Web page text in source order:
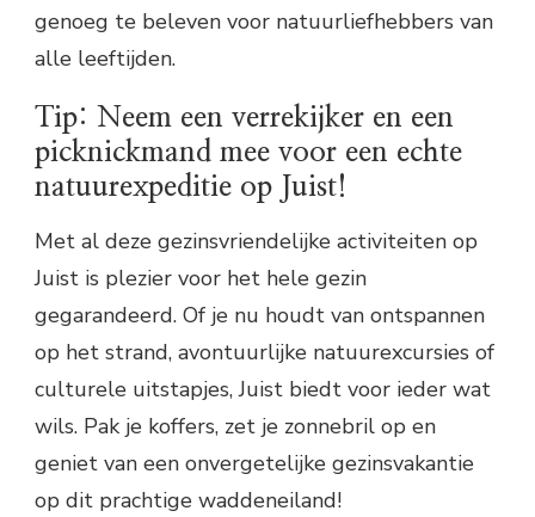
genoeg te beleven voor natuurliefhebbers van
alle leeftijden.
Tip: Neem een verrekijker en een
picknickmand mee voor een echte
natuurexpeditie op Juist!
Met al deze gezinsvriendelijke activiteiten op
Juist is plezier voor het hele gezin
gegarandeerd. Of je nu houdt van ontspannen
op het strand, avontuurlijke natuurexcursies of
culturele uitstapjes, Juist biedt voor ieder wat
wils. Pak je koffers, zet je zonnebril op en
geniet van een onvergetelijke gezinsvakantie
op dit prachtige waddeneiland!